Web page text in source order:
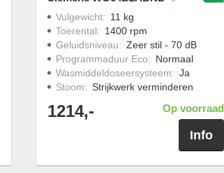
Vulgewicht: 11 kg
Toerental: 1400 rpm
Geluidsniveau: Zeer stil - 70 dB
Programmaduur Eco: Normaal
Wasmiddeldoseersysteem: Ja
Stoom: Strijkwerk verminderen
1214,- Op voorraad
Info